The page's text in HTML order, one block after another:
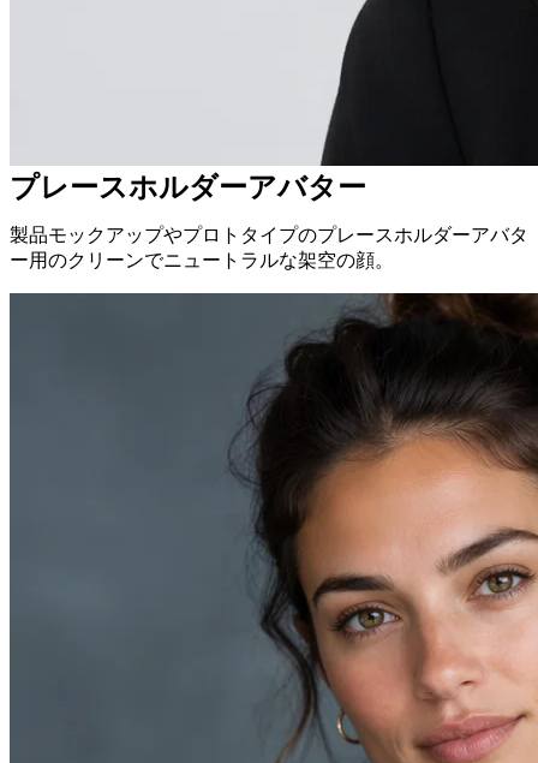
プレースホルダーアバター
製品モックアップやプロトタイプのプレースホルダーアバタ
ー用のクリーンでニュートラルな架空の顔。